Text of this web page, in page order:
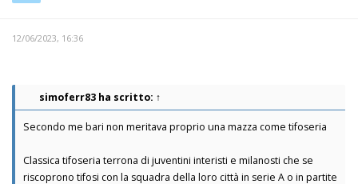
12/06/2023, 16:36
simoferr83 ha scritto: ↑
Secondo me bari non meritava proprio una mazza come tifoseria
Classica tifoseria terrona di juventini interisti e milanosti che se
riscoprono tifosi con la squadra della loro città in serie A o in partite